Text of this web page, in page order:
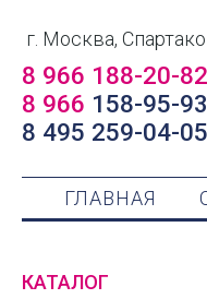
г. Москва,
8 966 188-20-82
8 966 158-95-93
8 495 259-04-05
ГЛАВНАЯ
КАТАЛОГ